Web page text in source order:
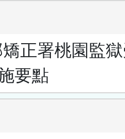
正署桃園監
要點